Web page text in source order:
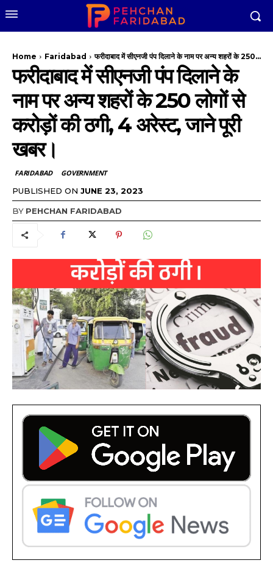
Home Faridabad फरीदाबाद में सीएनजी पंप दिलाने के नाम पर अन्य शहरों के 250...
फरीदाबाद में सीएनजी पंप दिलाने के
नाम पर अन्य शहरों के 250 लोगों से
करोड़ों की ठगी, 4 अरेस्ट, जाने पूरी
खबर।
FARIDABAD GOVERNMENT
PUBLISHED ON JUNE 23, 2023
BY PEHCHAN FARIDABAD